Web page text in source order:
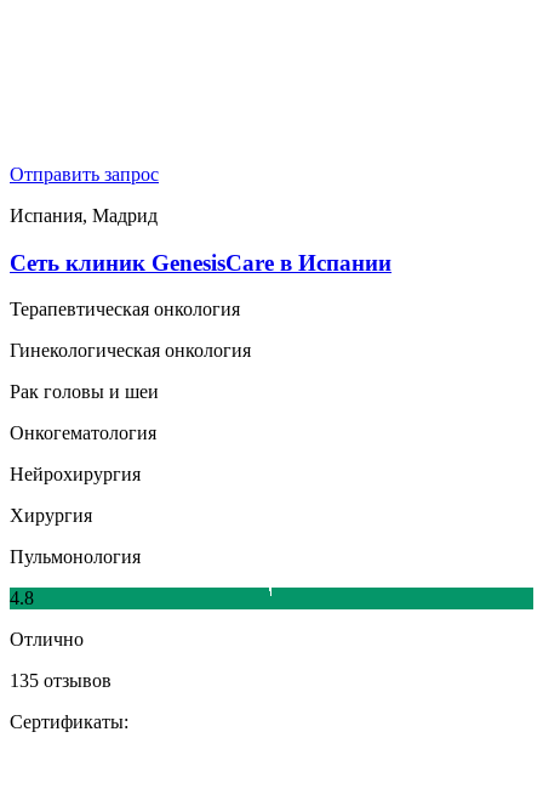
Отправить запрос
Испания, Мадрид
Сеть клиник GenesisСare в Испании
Терапевтическая онкология
Гинекологическая онкология
Рак головы и шеи
Онкогематология
Нейрохирургия
Хирургия
Пульмонология
4.8
Отлично
135 отзывов
Сертификаты: